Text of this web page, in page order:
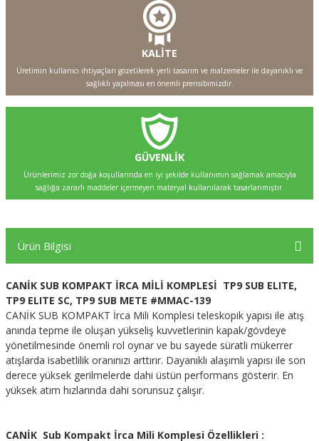
KALİTE
Üretimin kullanıcı ihtiyaçları gözetilerek yerli tasarım ve malzemeler ile dayanıklı ve
sağlıklı yapılması en önemli prensibimizdir.
GÜVENLİK
Ürünlerimiz zor doğa koşullarında en iyi şekilde kullanımın sağlamak amacıyla
sağlığa zararlı maddeler içermeyen materyal kullanılarak tasarlanmıştır.
Ürün Bilgisi
CANİK SUB KOMPAKT İRCA MİLİ KOMPLESİ TP9 SUB ELITE,
TP9 ELITE SC, TP9 SUB METE #MMAC-139
CANİK SUB KOMPAKT İrca Mili Komplesi teleskopik yapısı ile atış
anında tepme ile oluşan yükseliş kuvvetlerinin kapak/gövdeye
yönetilmesinde önemli rol oynar ve bu sayede süratli mükerrer
atışlarda isabetlilik oranınızı arttırır. Dayanıklı alaşımlı yapısı ile son
derece yüksek gerilmelerde dahi üstün performans gösterir. En
yüksek atım hızlarında dahi sorunsuz çalışır.
CANİK Sub Kompakt İrca Mili Komplesi Özellikleri :